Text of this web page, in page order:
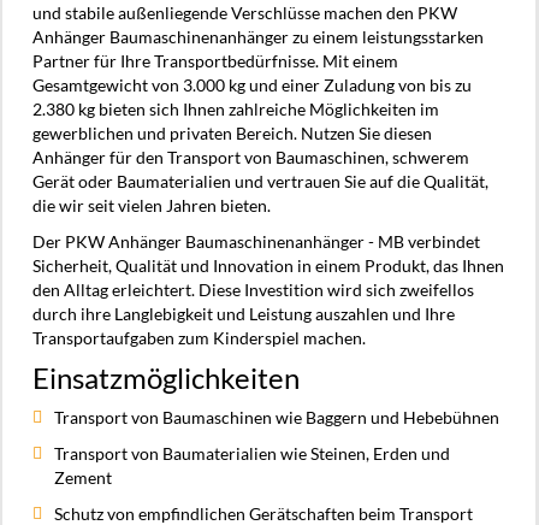
und stabile außenliegende Verschlüsse machen den PKW
Anhänger Baumaschinenanhänger zu einem leistungsstarken
Partner für Ihre Transportbedürfnisse. Mit einem
Gesamtgewicht von 3.000 kg und einer Zuladung von bis zu
2.380 kg bieten sich Ihnen zahlreiche Möglichkeiten im
gewerblichen und privaten Bereich. Nutzen Sie diesen
Anhänger für den Transport von Baumaschinen, schwerem
Gerät oder Baumaterialien und vertrauen Sie auf die Qualität,
die wir seit vielen Jahren bieten.
Der PKW Anhänger Baumaschinenanhänger - MB verbindet
Sicherheit, Qualität und Innovation in einem Produkt, das Ihnen
den Alltag erleichtert. Diese Investition wird sich zweifellos
durch ihre Langlebigkeit und Leistung auszahlen und Ihre
Transportaufgaben zum Kinderspiel machen.
Einsatzmöglichkeiten
Transport von Baumaschinen wie Baggern und Hebebühnen
Transport von Baumaterialien wie Steinen, Erden und
Zement
Schutz von empfindlichen Gerätschaften beim Transport